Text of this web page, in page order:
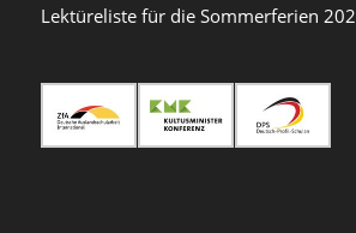
Lektüreliste für die Sommerferien